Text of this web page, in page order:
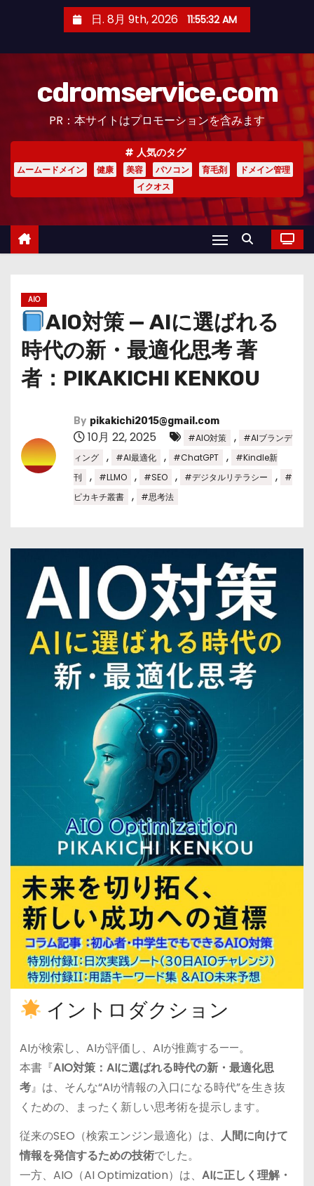
日. 8月 9th, 2026 11:55:33 AM
cdromservice.com
PR：本サイトはプロモーションを含みます
人気のタグ
ムームードメイン 健康 美容 パソコン 育毛剤
ドメイン管理
イクオス
AIO
AIO対策 — AIに選ばれる
時代の新・最適化思考 著
者：PIKAKICHI KENKOU
By pikakichi2015@gmail.com
10月 22, 2025 #AIO対策 ,
#AIブランデ
ィング
, #AI最適化 , #ChatGPT ,
#Kindle新
刊
, #LLMO , #SEO , #デジタルリテラシー ,
#
ピカキチ叢書
, #思考法
イントロダクション
AIが検索し、AIが評価し、AIが推薦する——。
本書『AIO対策：AIに選ばれる時代の新・最適化思
考』は、そんな“AIが情報の入口になる時代”を生き抜
くための、まったく新しい思考術を提示します。
従来のSEO（検索エンジン最適化）は、 人間に向けて
情報を発信するための技術でした。
一方、AIO（AI Optimization）は、 AIに正しく理解・